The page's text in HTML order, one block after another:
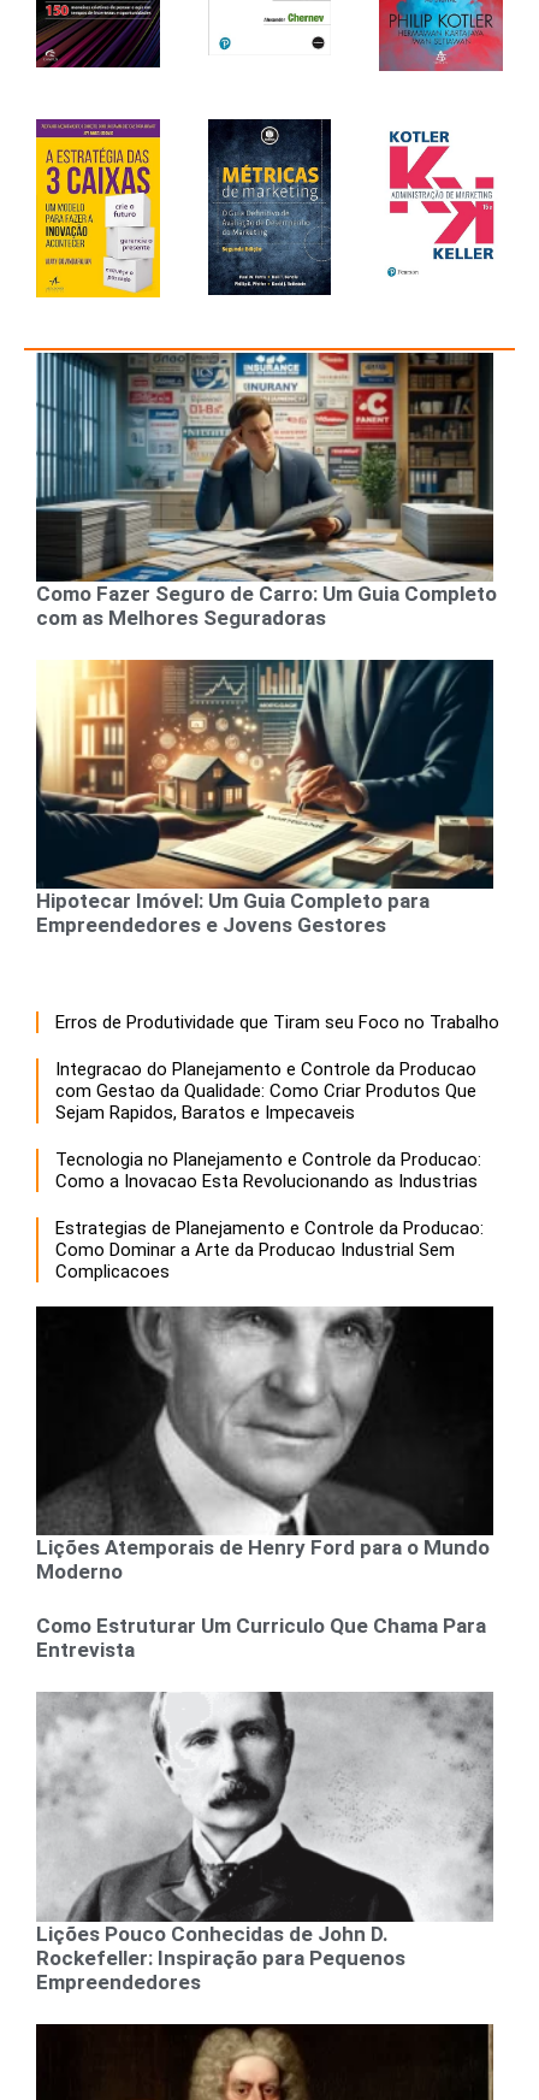
Como Fazer Seguro de Carro: Um Guia Completo
com as Melhores Seguradoras
Hipotecar Imóvel: Um Guia Completo para
Empreendedores e Jovens Gestores
Erros de Produtividade que Tiram seu Foco no Trabalho
Integracao do Planejamento e Controle da Producao
com Gestao da Qualidade: Como Criar Produtos Que
Sejam Rapidos, Baratos e Impecaveis
Tecnologia no Planejamento e Controle da Producao:
Como a Inovacao Esta Revolucionando as Industrias
Estrategias de Planejamento e Controle da Producao:
Como Dominar a Arte da Producao Industrial Sem
Complicacoes
Lições Atemporais de Henry Ford para o Mundo
Moderno
Como Estruturar Um Curriculo Que Chama Para
Entrevista
Lições Pouco Conhecidas de John D.
Rockefeller: Inspiração para Pequenos
Empreendedores